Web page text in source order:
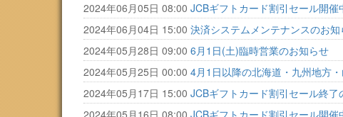
2024年06月05日 08:00 JCBギフトカード割引セール開催
2024年06月04日 15:00 決済システムメンテナンスのお知
2024年05月28日 09:00 6月1日(土)臨時営業のお知らせ
2024年05月25日 00:00 4月1日以降の北海道・九州地方
2024年05月17日 15:00 JCBギフトカード割引セール終了
2024年05月16日 08:00 JCBギフトカード割引セール開催